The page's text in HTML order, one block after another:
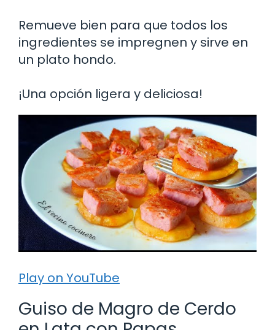
Remueve bien para que todos los
ingredientes se impregnen y sirve en
un plato hondo.
¡Una opción ligera y deliciosa!
Play on YouTube
Guiso de Magro de Cerdo